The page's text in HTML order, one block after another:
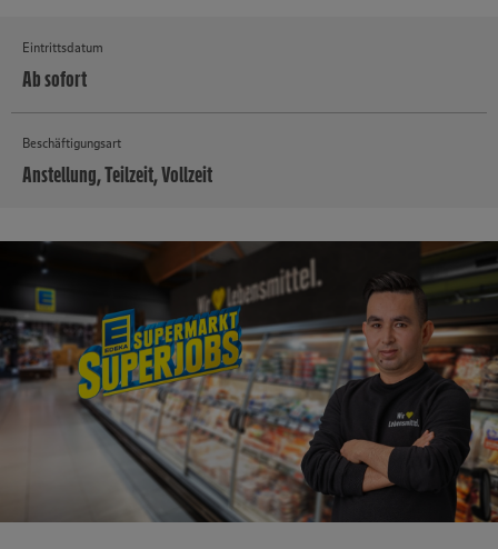
Eintrittsdatum
Ab sofort
Beschäftigungsart
Anstellung, Teilzeit, Vollzeit